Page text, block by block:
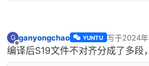
G
离线
ganyongchao YUNTU 写于2024
最后由 编辑
编译后S19文件不对齐分成了多段